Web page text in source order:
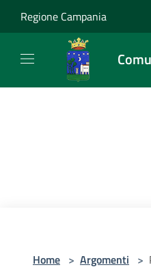
Regione Campania
Home > Argomenti >